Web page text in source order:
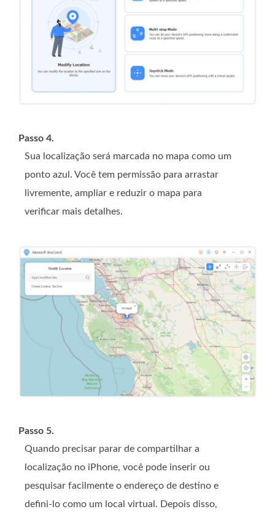
Passo 4.
Sua localização será marcada no mapa como um
ponto azul. Você tem permissão para arrastar
livremente, ampliar e reduzir o mapa para
verificar mais detalhes.
Passo 5.
Quando precisar parar de compartilhar a
localização no iPhone, você pode inserir ou
pesquisar facilmente o endereço de destino e
defini-lo como um local virtual. Depois disso,